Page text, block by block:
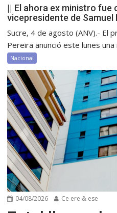
|| El ahora ex ministro fue
vicepresidente de Samuel
Sucre, 4 de agosto (ANV).- El
Pereira anunció este lunes
Nacional
04/08/2026 Ce ere & ese